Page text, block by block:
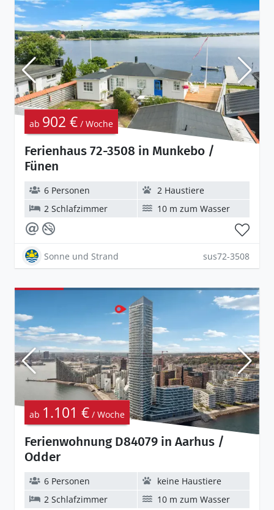
Ferienhaus 72-3508 in Munkebo /
Fünen
ab 902 € / Woche
6 Personen
2 Haustiere
2 Schlafzimmer
10 m zum Wasser
Sonne und Strand sus72-3508
Ferienwohnung D84079 in Aarhus /
Odder
ab 1.101 € / Woche
6 Personen
keine Haustiere
2 Schlafzimmer
10 m zum Wasser